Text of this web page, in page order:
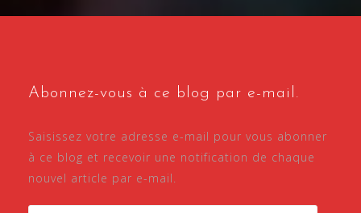
Abonnez-vous à ce blog par e-mail.
Saisissez votre adresse e-mail pour vous abonner
à ce blog et recevoir une notification de chaque
nouvel article par e-mail.